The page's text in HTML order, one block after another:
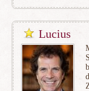
Lucius